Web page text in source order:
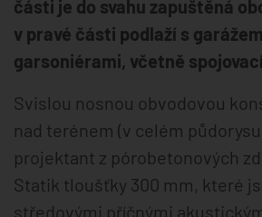
části je do svahu zapuštěná
v pravé části podlaží s
garsoniérami, včetně
Svislou nosnou obvodovou
nad terénem (v celém
projektant z pórobetonových
Statik tloušťky 300 mm, které
středovými příčnými